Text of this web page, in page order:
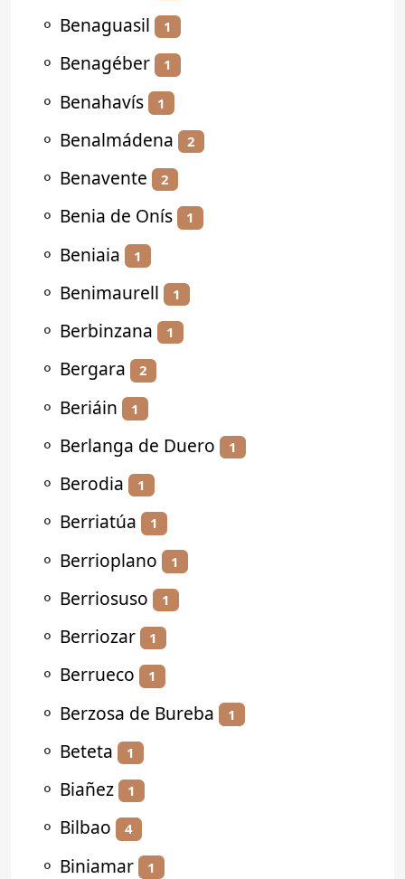
⚬ Benaguasil 1
⚬ Benagéber 1
⚬ Benahavís 1
⚬ Benalmádena 2
⚬ Benavente 2
⚬ Benia de Onís 1
⚬ Beniaia 1
⚬ Benimaurell 1
⚬ Berbinzana 1
⚬ Bergara 2
⚬ Beriáin 1
⚬ Berlanga de Duero 1
⚬ Berodia 1
⚬ Berriatúa 1
⚬ Berrioplano 1
⚬ Berriosuso 1
⚬ Berriozar 1
⚬ Berrueco 1
⚬ Berzosa de Bureba 1
⚬ Beteta 1
⚬ Biañez 1
⚬ Bilbao 4
⚬ Biniamar 1